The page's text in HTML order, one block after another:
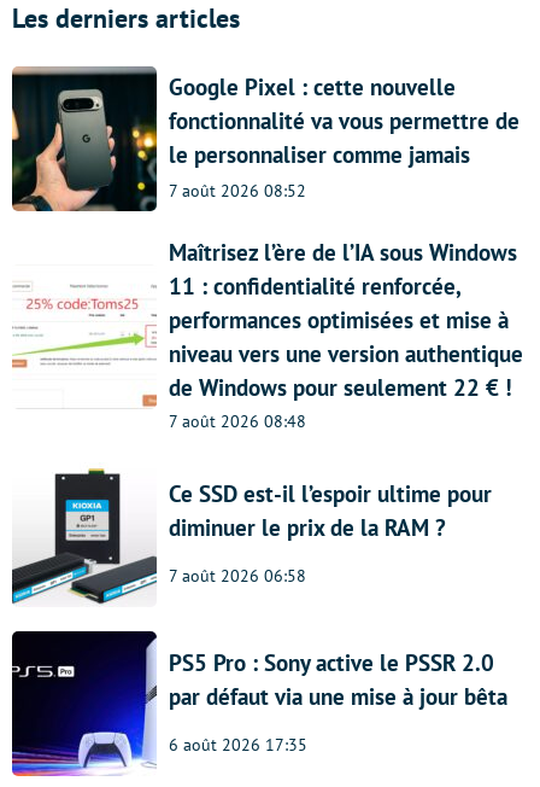
Les derniers articles
Google Pixel : cette nouvelle
fonctionnalité va vous permettre de
le personnaliser comme jamais
7 août 2026 08:52
Maîtrisez l’ère de l’IA sous Windows
11 : confidentialité renforcée,
performances optimisées et mise à
niveau vers une version authentique
de Windows pour seulement 22 € !
7 août 2026 08:48
Ce SSD est-il l’espoir ultime pour
diminuer le prix de la RAM ?
7 août 2026 06:58
PS5 Pro : Sony active le PSSR 2.0
par défaut via une mise à jour bêta
6 août 2026 17:35